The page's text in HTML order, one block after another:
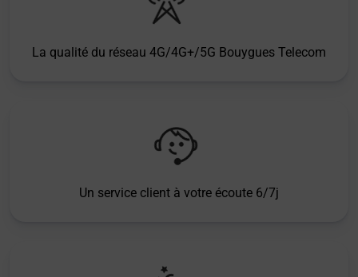
La qualité du réseau 4G/4G+/5G Bouygues Telecom
Un service client à votre écoute 6/7j